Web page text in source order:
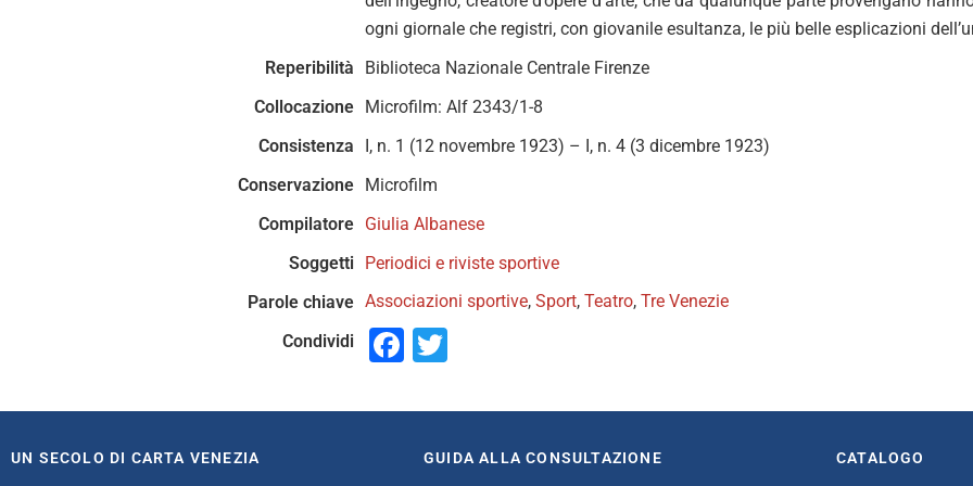
ogni giornale che registri, con giovanile esultanza, le più belle esplicazioni
Reperibilità
Biblioteca Nazionale Centrale Firenze
Collocazione Microfilm: Alf 2343/1-8
Consistenza
I, n. 1 (12 novembre 1923) – I, n. 4 (3 dicembre 1923)
Conservazione Microfilm
Compilatore Giulia Albanese
Soggetti Periodici e riviste sportive
Parole chiave Associazioni sportive, Sport, Teatro, Tre Venezie
Condividi
Facebook
UN SECOLO DI CARTA VENEZIA GUIDA ALLA CONSULTAZIONE CATALOGO